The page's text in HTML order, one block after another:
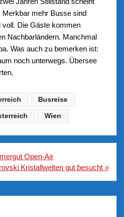
mehr Busse sind
Die Gäste kommen
Nachbarländern. Manchmal
Was auch zu bemerken ist:
noch unterwegs. Übersee
Busreise
Wien
Open-Air
Kristallwelten gut besucht »